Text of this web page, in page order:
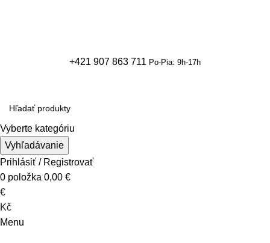
+421 907 863 711 Po-Pia: 9h-17h
Vyberte kategóriu
Vyhľadávanie
Prihlásiť / Registrovať
0 položka 0,00 €
€
Kč
Menu